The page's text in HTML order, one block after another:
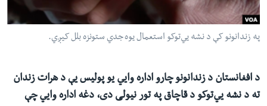
ځای
تهپه زندانونو کې د نشه يي‌توکو استعمال یوه جدي ستونزه بلل کیږي.
د افغانستان د زندانونو چارو اداره وايي یو پولیس یې د هرات زندان
ته د نشه يي‌توکو د قاچاق په تور نیولی دی، دغه اداره وايي چې